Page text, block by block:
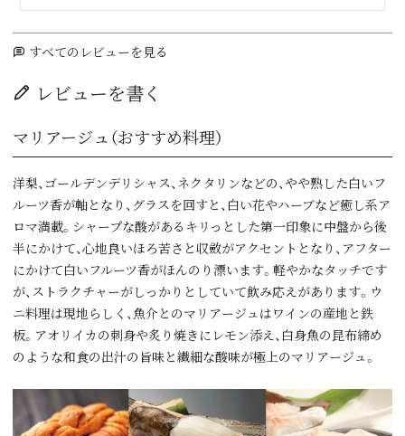
すべてのレビューを見る
レビューを書く
マリアージュ（おすすめ料理）
洋梨、ゴールデンデリシャス、ネクタリンなどの、やや熟した白いフ
ルーツ香が軸となり、グラスを回すと、白い花やハーブなど癒し系ア
ロマ満載。シャープな酸があるキリっとした第一印象に中盤から後
半にかけて、心地良いほろ苦さと収斂がアクセントとなり、アフター
にかけて白いフルーツ香がほんのり漂います。軽やかなタッチです
が、ストラクチャーがしっかりとしていて飲み応えがあります。ウ
ニ料理は現地らしく、魚介とのマリアージュはワインの産地と鉄
板。アオリイカの刺身や炙り焼きにレモン添え、白身魚の昆布締め
のような和食の出汁の旨味と繊細な酸味が極上のマリアージュ。